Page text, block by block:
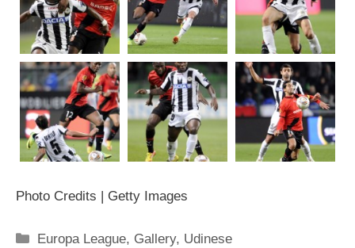
Photo Credits | Getty Images
Categorie
Europa League, Gallery, Udinese